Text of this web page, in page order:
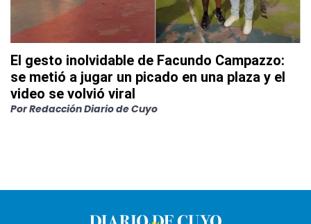
El gesto inolvidable de Facundo Campazzo:
se metió a jugar un picado en una plaza y el
video se volvió viral
PorRedacción Diario de Cuyo